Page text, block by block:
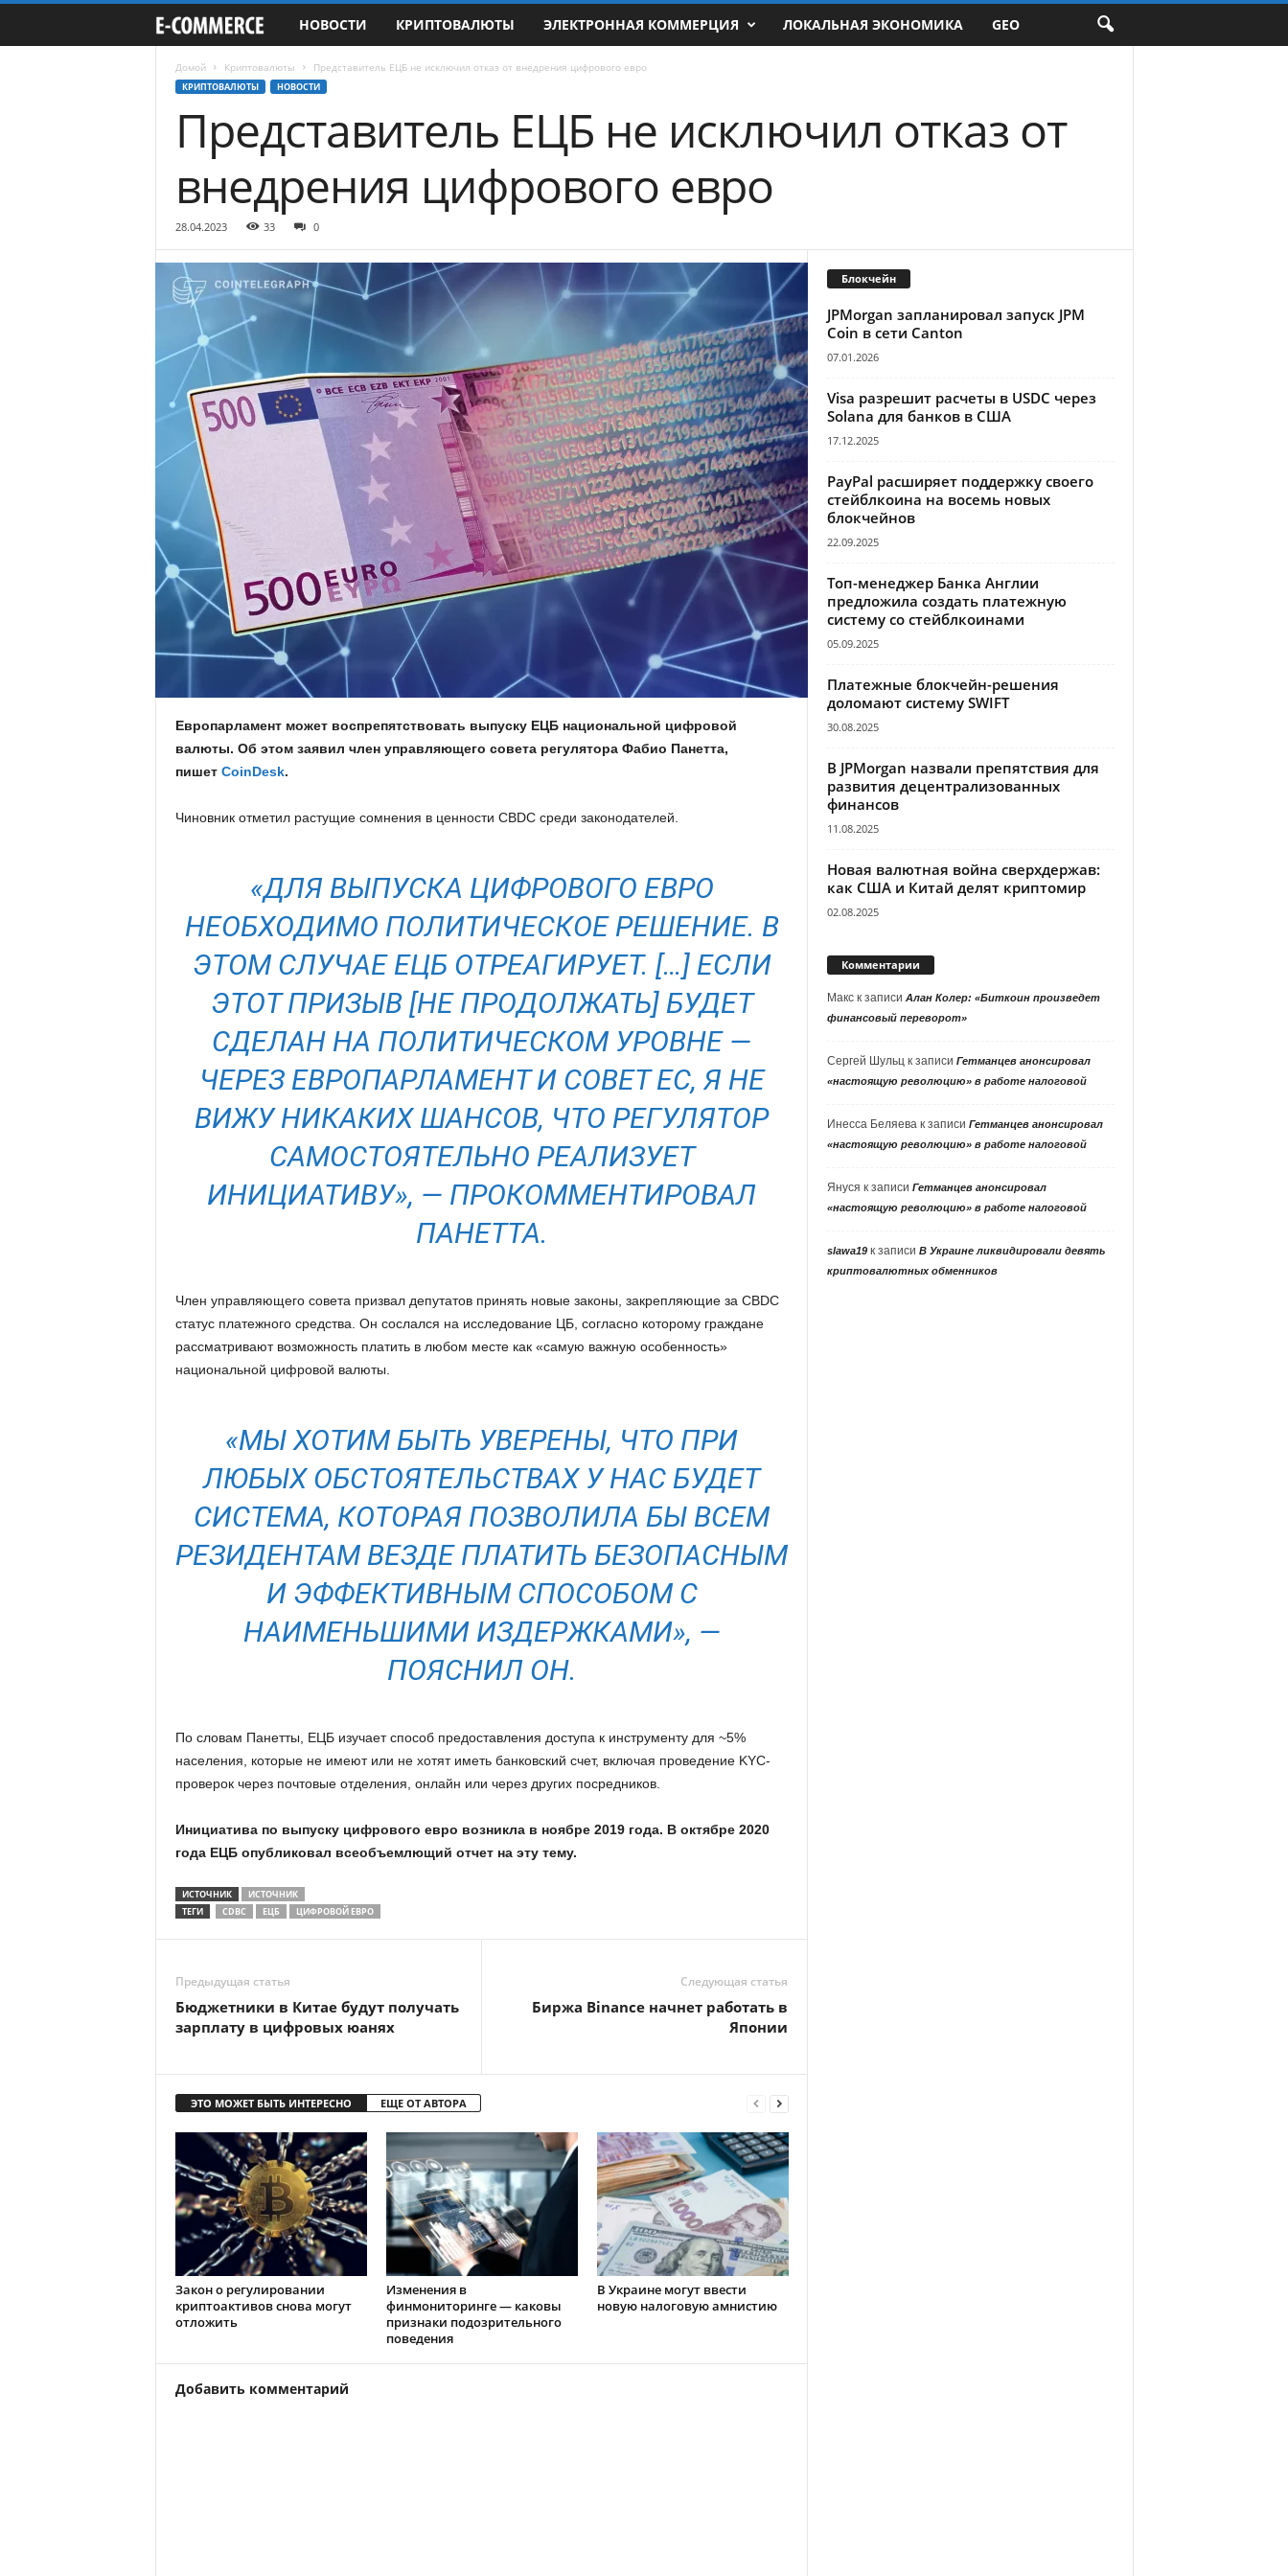
-
o
m
e
e
m
.
u
a
НОВОСТИ КРИПТОВАЛЮТЫ ЭЛЕКТРОННАЯ КОММЕРЦИЯ ЛОКАЛЬНАЯ ЭКОНОМИКА GEO
Домой Криптовалюты Представитель ЕЦБ не исключил отказ от внедрения цифрового евро
КРИПТОВАЛЮТЫ НОВОСТИ
Представитель ЕЦБ не исключил отказ от
внедрения цифрового евро
28.04.2023 33 0
Европарламент может воспрепятствовать выпуску ЕЦБнациональной цифровой
валюты. Об этом заявил член управляющего совета регулятора Фабио Панетта,
пишетCoinDesk.
Чиновник отметил растущие сомнения в ценности CBDC среди законодателей.
«ДЛЯ ВЫПУСКА ЦИФРОВОГО ЕВРО
НЕОБХОДИМО ПОЛИТИЧЕСКОЕ РЕШЕНИЕ. В
ЭТОМ СЛУЧАЕ ЕЦБ ОТРЕАГИРУЕТ. […] ЕСЛИ
ЭТОТ ПРИЗЫВ [НЕ ПРОДОЛЖАТЬ] БУДЕТ
СДЕЛАН НА ПОЛИТИЧЕСКОМ УРОВНЕ —
ЧЕРЕЗ ЕВРОПАРЛАМЕНТ И СОВЕТ ЕС, Я НЕ
ВИЖУ НИКАКИХ ШАНСОВ, ЧТО РЕГУЛЯТОР
САМОСТОЯТЕЛЬНО РЕАЛИЗУЕТ
ИНИЦИАТИВУ», — ПРОКОММЕНТИРОВАЛ
ПАНЕТТА.
Член управляющего совета призвал депутатов принять новые законы, закрепляющие за CBDC
статус платежного средства. Он сослался на исследование ЦБ, согласно которому граждане
рассматривают возможность платить в любом месте как «самую важную особенность»
национальной цифровой валюты.
«МЫ ХОТИМ БЫТЬ УВЕРЕНЫ, ЧТО ПРИ
ЛЮБЫХ ОБСТОЯТЕЛЬСТВАХ У НАС БУДЕТ
СИСТЕМА, КОТОРАЯ ПОЗВОЛИЛА БЫ ВСЕМ
РЕЗИДЕНТАМ ВЕЗДЕ ПЛАТИТЬ БЕЗОПАСНЫМ
И ЭФФЕКТИВНЫМ СПОСОБОМ С
НАИМЕНЬШИМИ ИЗДЕРЖКАМИ», —
ПОЯСНИЛ ОН.
По словам Панетты, ЕЦБ изучает способ предоставления доступа к инструменту для ~5%
населения, которые не имеют или не хотят иметь банковский счет, включая проведение KYC-
проверок через почтовые отделения, онлайн или через других посредников.
Инициатива по выпуску цифрового евро возникла в ноябре 2019 года. В октябре 2020
года ЕЦБ опубликовал всеобъемлющий отчет на эту тему.
ИСТОЧНИК
ИСТОЧНИК
ТЕГИ
CDBC ЕЦБ ЦИФРОВОЙ ЕВРО
Предыдущая статья
Бюджетники в Китае будут получать
зарплату в цифровых юанях
Следующая статья
Биржа Binance начнет работать в
Японии
ЭТО МОЖЕТ БЫТЬ ИНТЕРЕСНО ЕЩЕ ОТ АВТОРА
Закон о регулировании
криптоактивов снова могут
отложить
Изменения в
финмониторинге — каковы
признаки подозрительного
поведения
В Украине могут ввести
новую налоговую амнистию
Добавить комментарий
Блокчейн
JPMorgan запланировал запуск JPM
Coin в сети Canton
07.01.2026
Visa разрешит расчеты в USDC через
Solana для банков в США
17.12.2025
PayPal расширяет поддержку своего
стейблкоина на восемь новых
блокчейнов
22.09.2025
Топ-менеджер Банка Англии
предложила создать платежную
систему со стейблкоинами
05.09.2025
Платежные блокчейн-решения
доломают систему SWIFT
30.08.2025
В JPMorgan назвали препятствия для
развития децентрализованных
финансов
11.08.2025
Новая валютная война сверхдержав:
как США и Китай делят криптомир
02.08.2025
Комментарии
Макск записи Алан Колер: «Биткоин произведет
финансовый переворот»
Сергей Шульцк записи Гетманцев анонсировал
«настоящую революцию» в работе налоговой
Инесса Беляевак записи Гетманцев анонсировал
«настоящую революцию» в работе налоговой
Януся к записи Гетманцев анонсировал
«настоящую революцию» в работе налоговой
slawa19к записи В Украине ликвидировали девять
криптовалютных обменников